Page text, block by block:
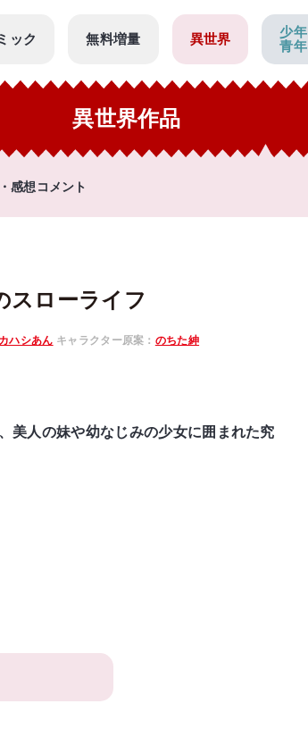
ック 無料増量 異世界
少年
青年
異世界作品
感想コメント
スローライフ
ハシあん キャラクター原案： のちた紳
美人の妹や幼なじみの少女に囲まれた究